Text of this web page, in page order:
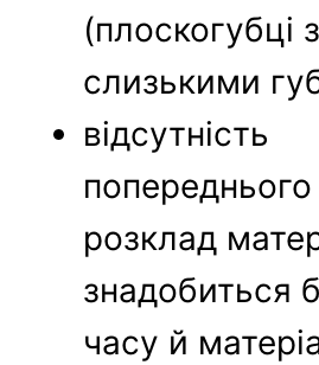
(плоскогубці
слизькими
відсутність
попереднього
розклад
знадобиться
часу й